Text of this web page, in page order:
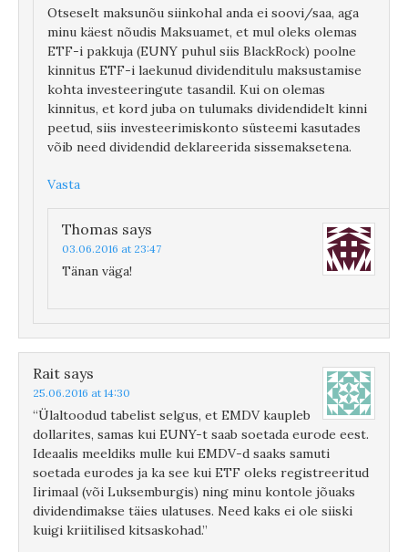
Otseselt maksunõu siinkohal anda ei soovi/saa, aga
minu käest nõudis Maksuamet, et mul oleks olemas
ETF-i pakkuja (EUNY puhul siis BlackRock) poolne
kinnitus ETF-i laekunud dividenditulu maksustamise
kohta investeeringute tasandil. Kui on olemas
kinnitus, et kord juba on tulumaks dividendidelt kinni
peetud, siis investeerimiskonto süsteemi kasutades
võib need dividendid deklareerida sissemaksetena.
Vasta
Thomas says
03.06.2016 at 23:47
Tänan väga!
Rait says
25.06.2016 at 14:30
“Ülaltoodud tabelist selgus, et EMDV kaupleb
dollarites, samas kui EUNY-t saab soetada eurode eest.
Ideaalis meeldiks mulle kui EMDV-d saaks samuti
soetada eurodes ja ka see kui ETF oleks registreeritud
Iirimaal (või Luksemburgis) ning minu kontole jõuaks
dividendimakse täies ulatuses. Need kaks ei ole siiski
kuigi kriitilised kitsaskohad.”